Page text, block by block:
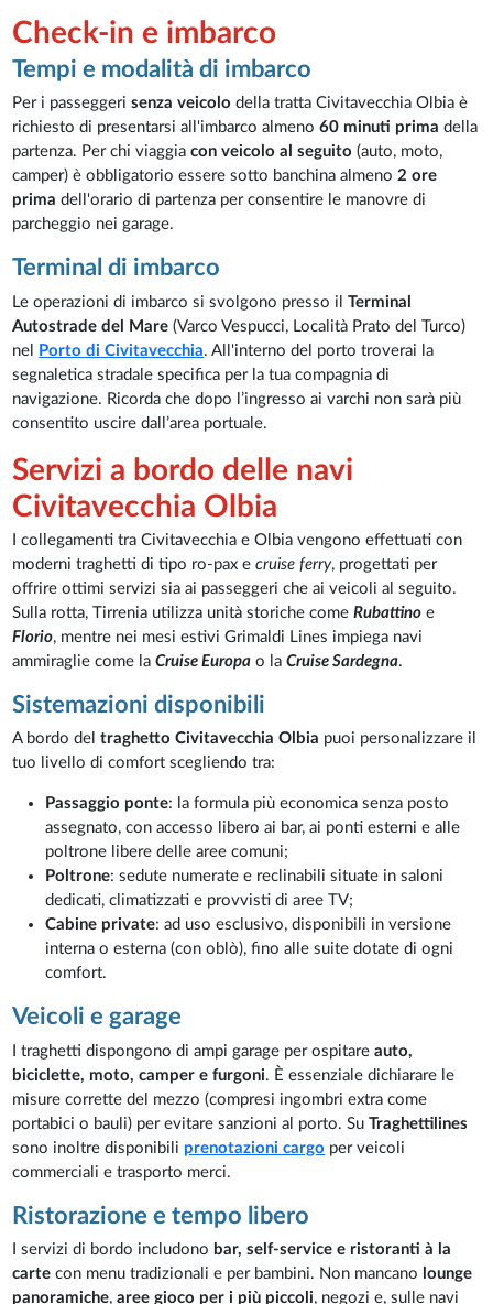
Check-in e imbarco
Tempi e modalità di imbarco
Per i passeggerisenza veicolo della tratta Civitavecchia Olbia è
richiesto di presentarsi all'imbarco almeno60 minuti prima della
partenza. Per chi viaggiacon veicolo al seguito (auto, moto,
camper) è obbligatorio essere sotto banchina almeno2 ore
prima dell'orario di partenza per consentire le manovre di
parcheggio nei garage.
Terminal di imbarco
Le operazioni di imbarco si svolgono presso ilTerminal
Autostrade del Mare (Varco Vespucci, Località Prato del Turco)
nel
Porto di Civitavecchia. All'interno del porto troverai la
segnaletica stradale specifica per la tua compagnia di
navigazione. Ricorda che dopo l’ingresso ai varchi non sarà più
consentito uscire dall’area portuale.
Servizi a bordo delle navi
Civitavecchia Olbia
I collegamenti tra Civitavecchia e Olbia vengono effettuati con
moderni traghetti di tipo ro-pax ecruise ferry, progettati per
offrire ottimi servizi sia ai passeggeri che ai veicoli al seguito.
Sulla rotta, Tirrenia utilizza unità storiche comeRubattino e
Florio, mentre nei mesi estivi Grimaldi Lines impiega navi
ammiraglie come laCruise Europa o laCruise Sardegna.
Sistemazioni disponibili
A bordo deltraghetto Civitavecchia Olbia puoi personalizzare il
tuo livello di comfort scegliendo tra:
Passaggio ponte: la formula più economica senza posto
assegnato, con accesso libero ai bar, ai ponti esterni e alle
poltrone libere delle aree comuni;
Poltrone: sedute numerate e reclinabili situate in saloni
dedicati, climatizzati e provvisti di aree TV;
Cabine private: ad uso esclusivo, disponibili in versione
interna o esterna (con oblò), fino alle suite dotate di ogni
comfort.
Veicoli e garage
I traghetti dispongono di ampi garage per ospitareauto,
biciclette, moto, camper e furgoni. È essenziale dichiarare le
misure corrette del mezzo (compresi ingombri extra come
portabici o bauli) per evitare sanzioni al porto. SuTraghettilines
sono inoltre disponibili prenotazioni cargo per veicoli
commerciali e trasporto merci.
Ristorazione e tempo libero
I servizi di bordo includono bar, self-service e ristoranti à la
carte con menu tradizionali e per bambini. Non mancano lounge
panoramiche,aree gioco per i più piccoli, negozi e, sulle navi